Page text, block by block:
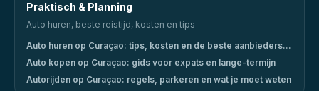
Praktisch & Planning
Auto huren, beste reistijd, kosten en tips
Auto huren op Curaçao: tips, kosten en de beste aanbieders
(2026)
Auto kopen op Curaçao: gids voor expats en lange-termijn
Autorijden op Curaçao: regels, parkeren en wat je moet weten